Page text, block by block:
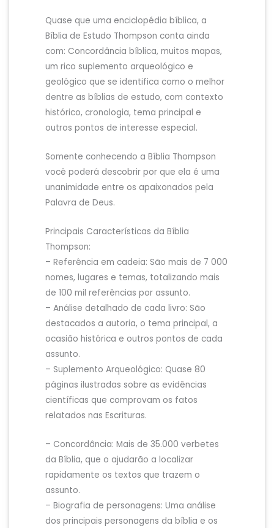
Quase que uma enciclopédia bíblica, a
Bíblia de Estudo Thompson conta ainda
com: Concordância bíblica, muitos mapas,
um rico suplemento arqueológico e
geológico que se identifica como o melhor
dentre as bíblias de estudo, com contexto
histórico, cronologia, tema principal e
outros pontos de interesse especial.
Somente conhecendo a Bíblia Thompson
você poderá descobrir por que ela é uma
unanimidade entre os apaixonados pela
Palavra de Deus.
Principais Características da Bíblia
Thompson:
– Referência em cadeia: São mais de 7 000
nomes, lugares e temas, totalizando mais
de 100 mil referências por assunto.
– Análise detalhado de cada livro: São
destacados a autoria, o tema principal, a
ocasião histórica e outros pontos de cada
assunto.
– Suplemento Arqueológico: Quase 80
páginas ilustradas sobre as evidências
científicas que comprovam os fatos
relatados nas Escrituras.
– Concordância: Mais de 35.000 verbetes
da Bíblia, que o ajudarão a localizar
rapidamente os textos que trazem o
assunto.
– Biografia de personagens: Uma análise
dos principais personagens da bíblia e os